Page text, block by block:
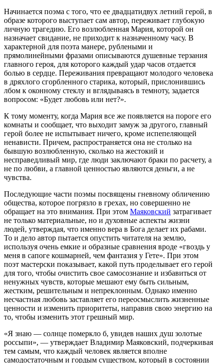
Начинается поэма с того, что ее двадцатидвух летний герой, в
образе которого выступает сам автор, переживает глубокую
личную трагедию. Его возлюбленная Мария, которой он
назначает свидание, не приходит к назначенному часу. В
характерной для поэта манере, рублеными и
прямолинейными фразами описываются душевные терзания
главного героя, для которого каждый удар часов отдается
болью в сердце. Переживания превращают молодого человека
в дряхлого сгорбленного старика, который, прислонившись
лбом к оконному стеклу и вглядываясь в темноту, задается
вопросом: «Будет любовь или нет?».
К тому моменту, когда Мария все же появляется на пороге его
комнаты и сообщает, что выходит замуж за другого, главный
герой более не испытывает ничего, кроме испепеляющей
ненависти. Причем, распространяется она не столько на
бывшую возлюбленную, сколько на жестокий и
несправедливый мир, где люди заключают браки по расчету, а
не по любви, а главной ценностью являются деньги, а не
чувства.
Последующие части поэмы посвящены гневному обличению
общества, которое погрязло в грехах, но совершенно не
обращает на это внимания. При этом Маяковский затрагивает
не только материальные, но и духовные аспекты жизни
людей, утверждая, что именно вера в Бога делает их рабами.
То и дело автор пытается опустить читателя на землю,
используя очень емкие и образные сравнения вроде «гвоздь у
меня в сапоге кошмарней, чем фантазия у Гете». При этом
поэт мастерски показывает, какой путь проделывает его герой
для того, чтобы очистить свое самосознание и избавиться от
ненужных чувств, которые мешают ему быть сильным,
жестким, решительным и непреклонным. Однако именно
несчастная любовь заставляет его переосмыслить жизненные
ценности и изменить приоритеты, направив свою энергию на
то, чтобы изменить этот грешный мир.
«Я знаю — солнце померкло б, увидев наших душ золотые
россыпи», — утверждает Владимир Маяковский, подчеркивая
тем самым, что каждый человек является вполне
самодостаточным и гордым существом, который в состоянии